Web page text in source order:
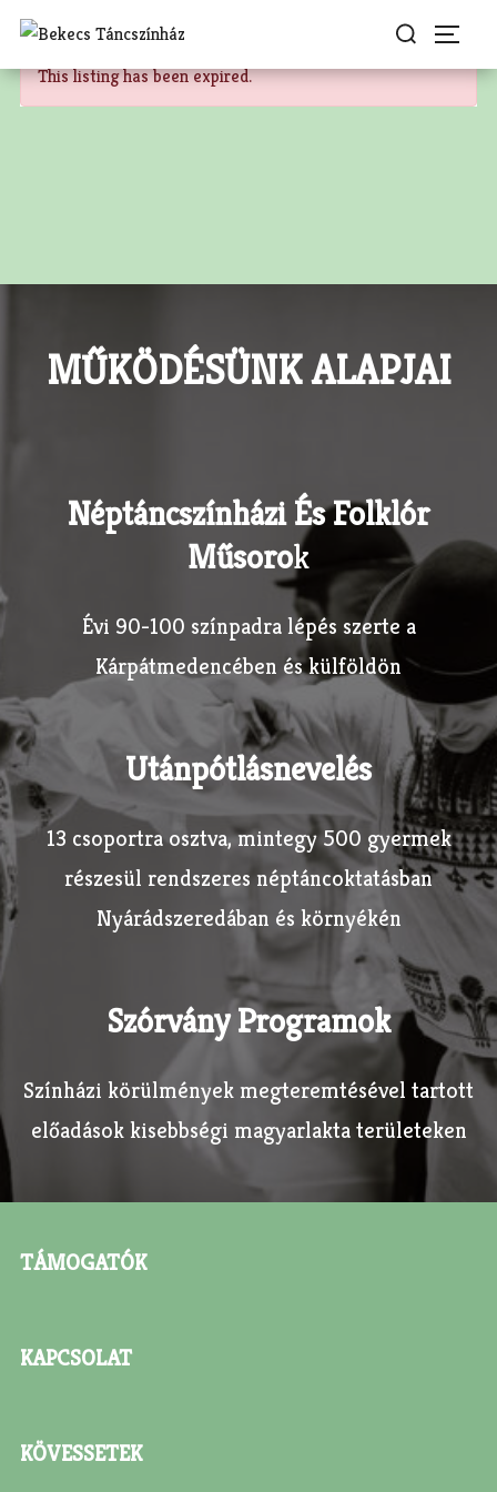
Skip
content
for:
This listing has been expired.
MŰKÖDÉSÜNK ALAPJAI
Néptáncszínházi És Folklór
MűsoroK
Évi 90-100 színpadra lépés szerte a
Kárpátmedencében és külföldön
Utánpótlásnevelés
13 csoportra osztva, mintegy 500 gyermek
részesül rendszeres néptáncoktatásban
Nyárádszeredában és környékén
Szórvány Programok
Színházi körülmények megteremtésével tartott
előadások kisebbségi magyarlakta területeken
TÁMOGATÓK
KAPCSOLAT
KÖVESSETEK